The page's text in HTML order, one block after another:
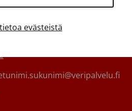
evästeistä